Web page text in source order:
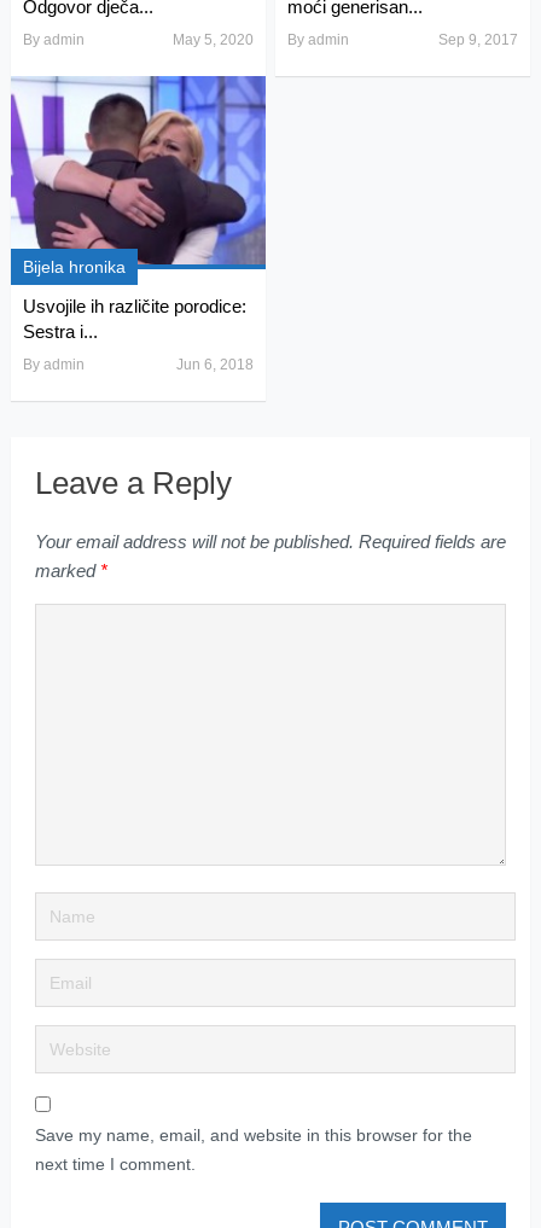
Odgovor dječa...
By admin May 5, 2020
moći generisan...
Byadmin Sep 9, 2017
Bijela hronika
Usvojile ih različite porodice:
Sestra i...
By admin Jun 6, 2018
Leave a Reply
Your email address will not be published. Required fields are
marked *
Save my name, email, and website in this browser for the
next time I comment.